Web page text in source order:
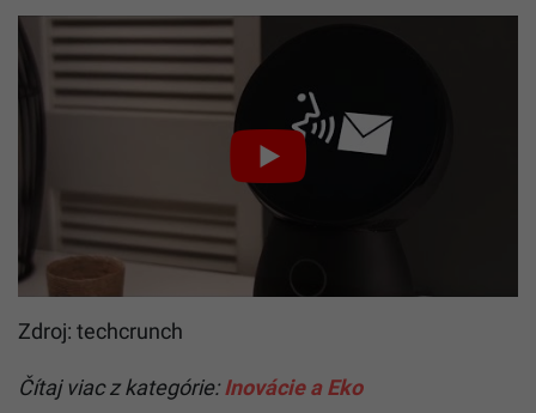
Zdroj: techcrunch
Čítaj viac z kategórie: Inovácie a Eko